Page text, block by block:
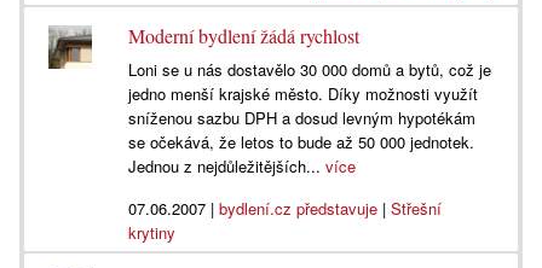
Moderní bydlení žádá rychlost
Loni se u nás dostavělo 30 000 domů a bytů, což je
jedno menší krajské město. Díky možnosti využít
sníženou sazbu DPH a dosud levným hypotékám
se očekává, že letos to bude až 50 000 jednotek.
Jednou z nejdůležitějších...více
07.06.2007 |bydlení.cz představuje |Střešní
krytiny